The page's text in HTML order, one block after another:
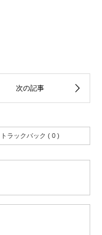
トラックバック ( 0 )